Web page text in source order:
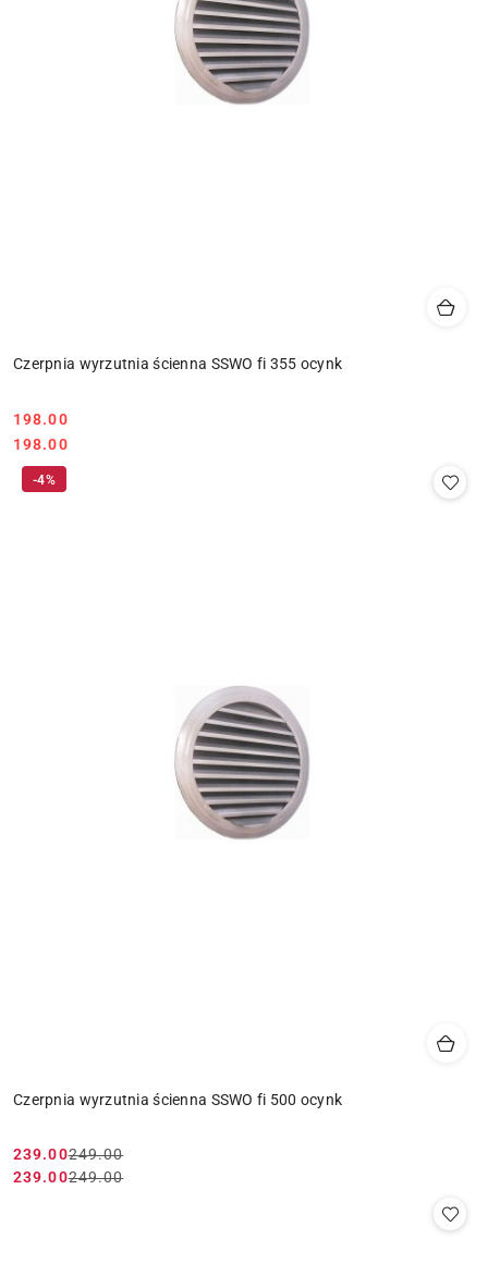
Czerpnia wyrzutnia ścienna SSWO fi 355 ocynk
Cena:
198.00
Cena:
198.00
Czerpnia wyrzutnia ścienna SSWO fi 500 ocynk
Cena
239.00
Cena
249.00
Cena
239.00
Cena
249.00
-4%